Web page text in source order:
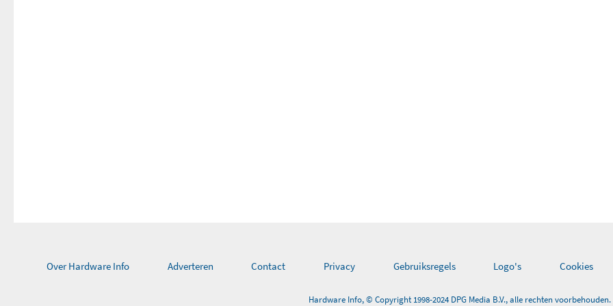
Over Hardware Info Adverteren Contact Privacy Gebruiksregels Logo's Cookies
Hardware Info, © Copyright 1998-2024 DPG Media B.V., alle rechten voorbehouden.